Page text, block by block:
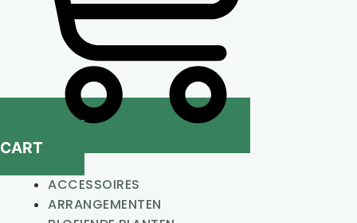
CART
ACCESSOIRES
ARRANGEMENTEN